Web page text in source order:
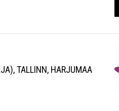
TALLINN, HARJUMAA